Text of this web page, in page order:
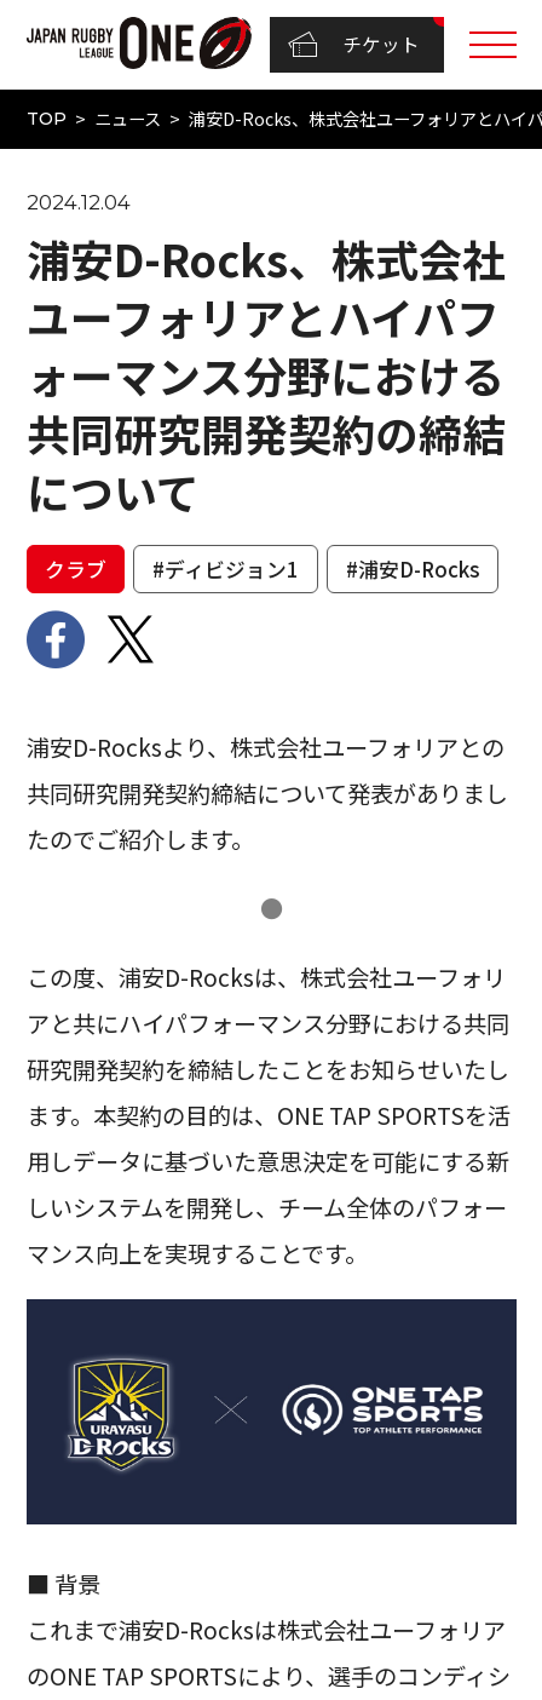
チケット
TOP ニュース 浦安D-Rocks、株式会社ユーフォリアとハイ
2024.12.04
浦安D-Rocks、株式会社
ユーフォリアとハイパフ
ォーマンス分野における
共同研究開発契約の締結
について
クラブ #ディビジョン1 #浦安D-Rocks
浦安D-Rocksより、株式会社ユーフォリアとの
共同研究開発契約締結について発表がありまし
たのでご紹介します。
●
この度、浦安D-Rocksは、株式会社ユーフォリ
アと共にハイパフォーマンス分野における共同
研究開発契約を締結したことをお知らせいたし
ます。本契約の目的は、ONE TAP SPORTSを活
用しデータに基づいた意思決定を可能にする新
しいシステムを開発し、チーム全体のパフォー
マンス向上を実現することです。
■ 背景
これまで浦安D-Rocksは株式会社ユーフォリア
のONE TAP SPORTSにより、選手のコンディシ